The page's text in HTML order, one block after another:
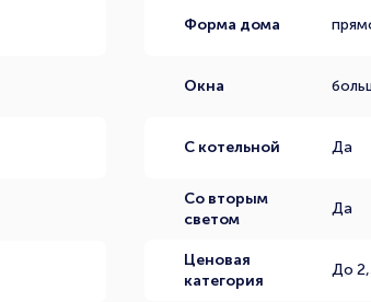
Форма дома
Окна
С котельной Да
Со вторым
светом
Да
Ценовая
категория
До